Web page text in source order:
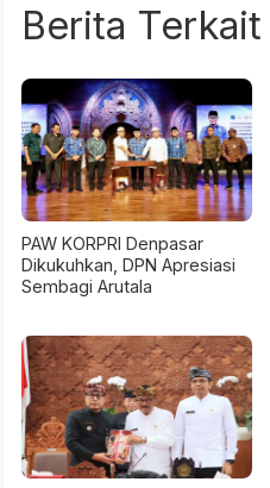
Berita Terkait
PAW KORPRI Denpasar
Dikukuhkan, DPN Apresiasi
Sembagi Arutala